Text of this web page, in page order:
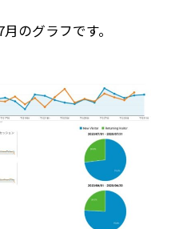
のグラフです。